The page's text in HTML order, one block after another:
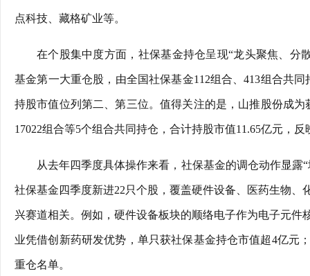
点科技、藏格矿业等。
在个股集中度方面，社保基金持仓呈现“龙头聚焦、分
基金第一大重仓股，由全国社保基金112组合、413组合共
持股市值位列第二、第三位。值得关注的是，山推股份成
17022组合等5个组合共同持仓，合计持股市值11.65亿元，
从去年四季度具体操作来看，社保基金的调仓动作显
社保基金四季度新进22只个股，覆盖硬件设备、医药生物
兴赛道相关。例如，硬件设备板块的顺络电子作为电子元
业凭借创新药研发优势，单只获社保基金持仓市值超4亿元
重仓名单。